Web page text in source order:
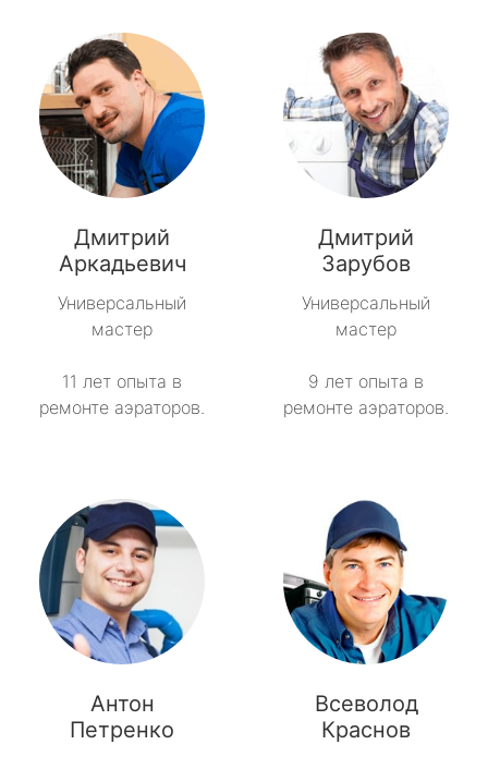
Дмитрий
Аркадьевич
Универсальный
мастер
11 лет опыта в
ремонте аэраторов.
Дмитрий
Зарубов
Универсальный
мастер
9 лет опыта в
ремонте аэраторов.
Антон
Петренко
Всеволод
Краснов